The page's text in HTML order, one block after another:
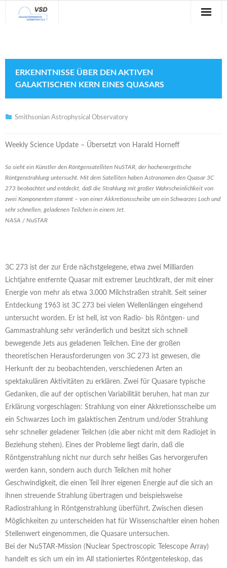
Veranstaltungen
Verein
Kontakt
ERKENNTNISSE ÜBER DEN AKTIVEN
GALAKTISCHEN KERN EINES QUASARS
Smithsonian Astrophysical Observatory
Weekly Science Update – Übersetzt von Harald Horneff
So sieht ein Künstler den Röntgensatelliten NuSTAR, der hochenergetische
Röntgenstrahlung untersucht. Mit dem Satelliten haben Astronomen den Quasar 3C
273 beobachtet und entdeckt, daß die Strahlung mit großer Wahrscheinlichkeit von
zwei Komponenten stammt – von einer Akkretionsscheibe um ein Schwarzes Loch und
sehr schnellen, geladenen Teilchen in einem Jet.
NASA / NuSTAR
3C 273 ist der zur Erde nächstgelegene, etwa zwei Milliarden
Lichtjahre entfernte Quasar mit extremer Leuchtkraft, der mit einer
Energie von mehr als etwa 3.000 Milchstraßen strahlt. Seit seiner
Entdeckung 1963 ist 3C 273 bei vielen Wellenlängen eingehend
untersucht worden. Er ist hell, ist von Radio- bis Röntgen- und
Gammastrahlung sehr veränderlich und besitzt sich schnell
bewegende Jets aus geladenen Teilchen. Eine der großen
theoretischen Herausforderungen von 3C 273 ist gewesen, die
Herkunft der zu beobachtenden, verschiedenen Arten an
spektakulären Aktivitäten zu erklären. Zwei für Quasare typische
Gedanken, die auf der optischen Variabilität beruhen, hat man zur
Erklärung vorgeschlagen: Strahlung von einer Akkretionsscheibe um
ein Schwarzes Loch im galaktischen Zentrum und/oder Strahlung
sehr schneller geladener Teilchen (die aber nicht mit dem Radiojet in
Beziehung stehen). Eines der Probleme liegt darin, daß die
Röntgenstrahlung nicht nur durch sehr heißes Gas hervorgerufen
werden kann, sondern auch durch Teilchen mit hoher
Geschwindigkeit, die einen Teil ihrer eigenen Energie auf die sich an
ihnen streuende Strahlung übertragen und beispielsweise
Radiostrahlung in Röntgenstrahlung überführt. Zwischen diesen
Möglichkeiten zu unterscheiden hat für Wissenschaftler einen hohen
Stellenwert eingenommen, die Quasare untersuchen.
Bei der NuSTAR-Mission (Nuclear Spectroscopic Telescope Array)
handelt es sich um ein im All stationiertes Röntgenteleskop, das